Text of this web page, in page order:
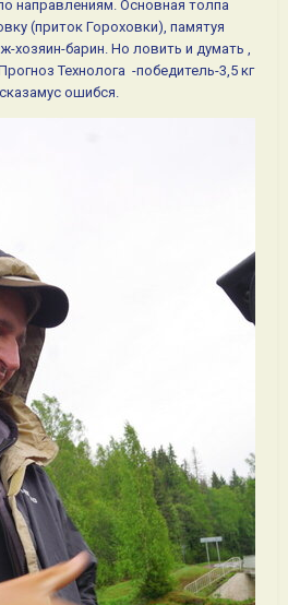
направлениям. Основная толпа
(приток Гороховки), памятуя
хозяин-барин. Но ловить и думать ,
Технолога -победитель-3,5 кг
ошибся.